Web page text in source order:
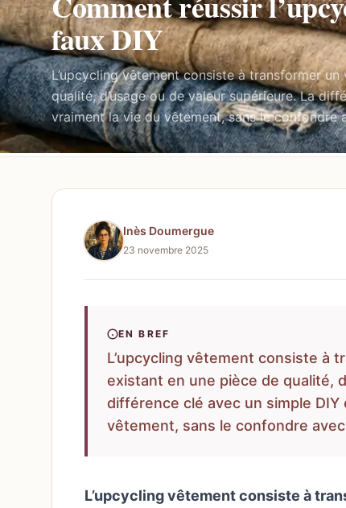
faux DIY
L’upcycling vêtement consiste à transformer
qualité, d’usage ou de valeur supérieure. La
vraiment la vie du vêtement, sans le
Inès Doumergue
23 novembre 2025
EN BREF
L’upcycling vêtement consiste à
existant en une pièce de qualité,
différence clé avec un simple
vêtement, sans le confondre
L’upcycling vêtementconsiste à